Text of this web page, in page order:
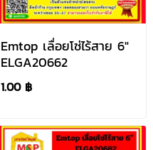
Emtop เลื่อยโซ่ไร้สาย 6"
ELGA20662
1.00 ฿